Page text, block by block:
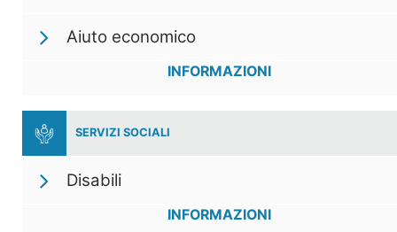
Aiuto economico
INFORMAZIONI
SERVIZI SOCIALI
Disabili
INFORMAZIONI